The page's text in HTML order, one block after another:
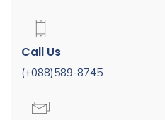
Call Us
(+088)589-8745